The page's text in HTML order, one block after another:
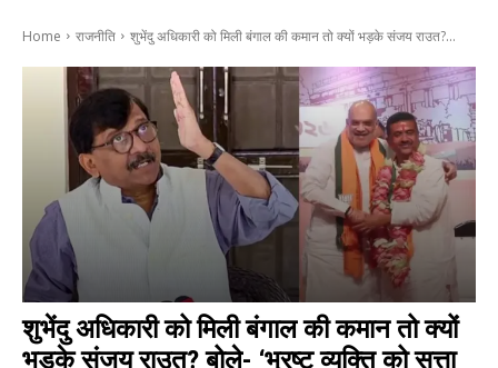
Home राजनीति शुभेंदु अधिकारी को मिली बंगाल की कमान तो क्यों भड़के संजय राउत?...
शुभेंदु अधिकारी को मिली बंगाल की कमान तो क्यों
भड़के संजय राउत? बोले- ‘भ्रष्ट व्यक्ति को सत्ता